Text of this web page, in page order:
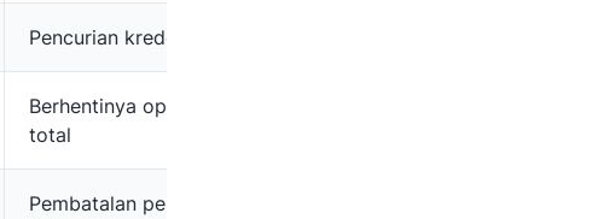
Pencurian kredensial akun
Berhentinya operasional
total
Pembatalan perikatan